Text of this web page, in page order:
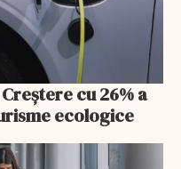
cu 26% a
ecologice